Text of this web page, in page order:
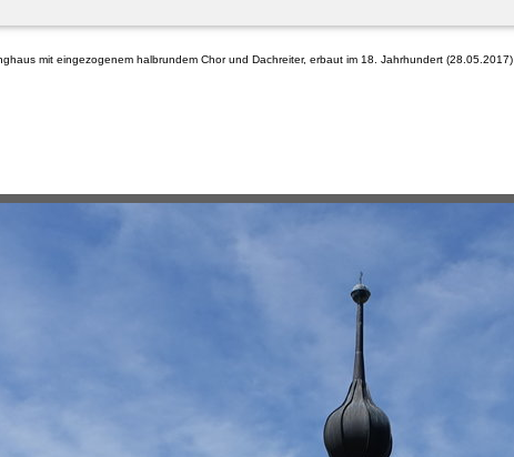
mit eingezogenem halbrundem Chor und Dachreiter, erbaut im 18. Jahrhundert (28.05.2017)